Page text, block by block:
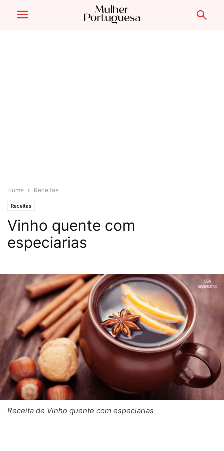
Home Receitas
Receitas
Vinho quente com
especiarias
Receita de Vinho quente com especiarias